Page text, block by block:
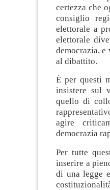
certezza che
consiglio
elettorale a
elettorale
democrazia, e
al dibattito.
È per questi
insistere sul
quello di
agire
democrazia
Per tutte
inserire a
di una legge